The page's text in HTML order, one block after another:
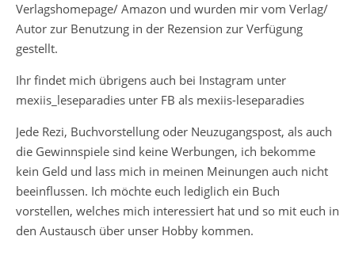
Verlagshomepage/ Amazon und wurden mir vom Verlag/
Autor zur Benutzung in der Rezension zur Verfügung
gestellt.
Ihr findet mich übrigens auch bei Instagram unter
mexiis_leseparadies unter FB als mexiis-leseparadies
Jede Rezi, Buchvorstellung oder Neuzugangspost, als auch
die Gewinnspiele sind keine Werbungen, ich bekomme
kein Geld und lass mich in meinen Meinungen auch nicht
beeinflussen. Ich möchte euch lediglich ein Buch
vorstellen, welches mich interessiert hat und so mit euch in
den Austausch über unser Hobby kommen.